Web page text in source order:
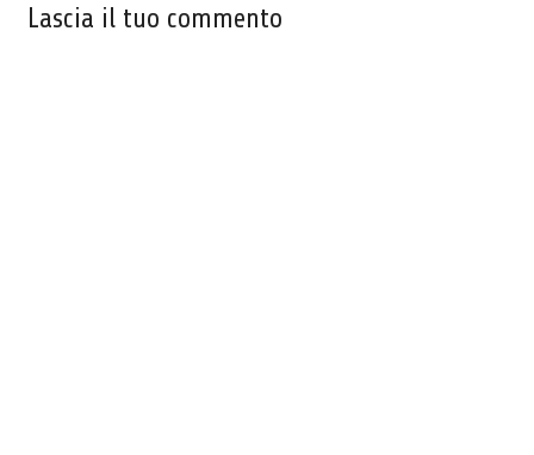
Lascia il tuo commento